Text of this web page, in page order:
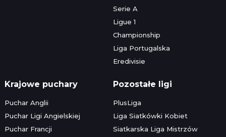
Serie A
Ligue 1
Championship
Liga Portugalska
Eredivisie
Krajowe puchary
Puchar Anglii
Puchar Ligi Angielskiej
Puchar Francji
Pozostałe ligi
PlusLiga
Liga Siatkówki Kobiet
Siatkarska Liga Mistrzów